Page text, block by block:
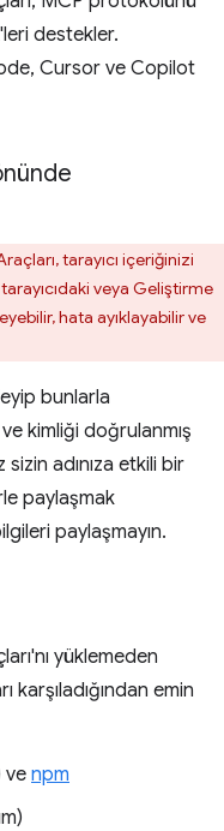
destekler.
Cursor ve Copilot
tarayıcı içeriğinizi
veya Geliştirme
hata ayıklayabilir ve
bunlarla
kimliği doğrulanmış
adınıza etkili bir
paylaşmak
paylaşmayın.
yüklemeden
karşıladığından emin
ve npm